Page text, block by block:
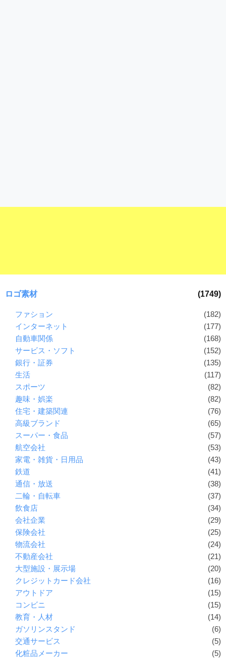
ロゴ素材 (1749)
ファション
(182)
インターネット
(177)
自動車関係
(168)
サービス・ソフト
(152)
銀行・証券
(135)
生活
(117)
スポーツ
(82)
趣味・娯楽
(82)
住宅・建築関連
(76)
高級ブランド
(65)
スーパー・食品
(57)
航空会社
(53)
家電・雑貨・日用品
(43)
鉄道
(41)
通信・放送
(38)
二輪・自転車
(37)
飲食店
(34)
会社企業
(29)
保険会社
(25)
物流会社
(24)
不動産会社
(21)
大型施設・展示場
(20)
クレジットカード会社
(16)
アウトドア
(15)
コンビニ
(15)
教育・人材
(14)
ガソリンスタンド
(6)
交通サービス
(5)
化粧品メーカー
(5)